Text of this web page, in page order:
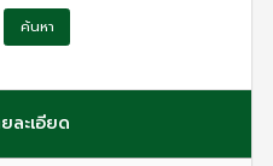
ค้นหา
ละเอียด